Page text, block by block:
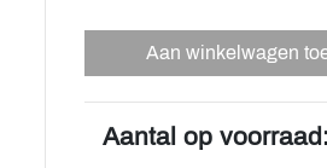
Aan winkelwagen
Aantal op